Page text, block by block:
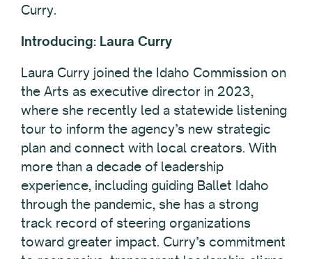
Curry.
Introducing: Laura Curry
Laura Curry joined the Idaho Commission on
the Arts as executive director in 2023,
where she recently led a statewide listening
tour to inform the agency’s new strategic
plan and connect with local creators. With
more than a decade of leadership
experience, including guiding Ballet Idaho
through the pandemic, she has a strong
track record of steering organizations
toward greater impact. Curry’s commitment